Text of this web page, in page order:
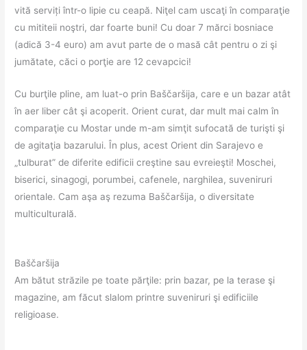
vită serviți într-o lipie cu ceapă. Niţel cam uscaţi în comparaţie
cu mititeii noştri, dar foarte buni! Cu doar 7 mărci bosniace
(adică 3-4 euro) am avut parte de o masă cât pentru o zi şi
jumătate, căci o porţie are 12 cevapcici!
Cu burţile pline, am luat-o prin Baščaršija, care e un bazar atât
în aer liber cât şi acoperit. Orient curat, dar mult mai calm în
comparaţie cu Mostar unde m-am simţit sufocată de turişti şi
de agitaţia bazarului. În plus, acest Orient din Sarajevo e
„tulburat” de diferite edificii creştine sau evreieşti! Moschei,
biserici, sinagogi, porumbei, cafenele, narghilea, suveniruri
orientale. Cam aşa aş rezuma Baščaršija, o diversitate
multiculturală.
Baščaršija
Am bătut străzile pe toate părţile: prin bazar, pe la terase şi
magazine, am făcut slalom printre suveniruri şi edificiile
religioase.